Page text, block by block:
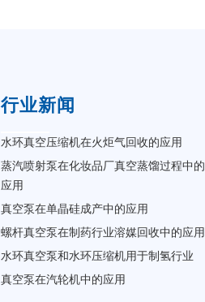
行业新闻
水环真空压缩机在火炬气回收的应用
蒸汽喷射泵在化妆品厂真空蒸馏过程中的
应用
真空泵在单晶硅成产中的应用
螺杆真空泵在制药行业溶媒回收中的应用
水环真空泵和水环压缩机用于制氢行业
真空泵在汽轮机中的应用